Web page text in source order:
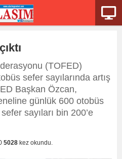
(TOFED)
sefer sayılarında artış
Başkan Özcan,
günlük 600 otobüs
sayıları bin 200’e
5028 kez okundu.